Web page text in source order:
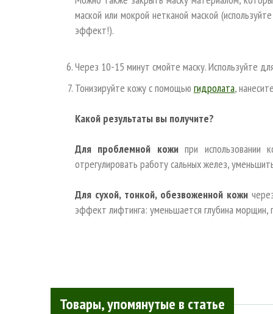
маской или мокрой нетканой маской
эффект!).
Через 10-15 минут смойте маску. Используйте
Тонизируйте кожу с помощью гидролата,
Какой результаты вы получите?
Для проблемной кожипри использовании
отрегулировать работу сальных желез,
Для сухой, тонкой, обезвоженной кожи
эффект лифтинга: уменьшается глубина морщин,
Товары, упомянутые в статье